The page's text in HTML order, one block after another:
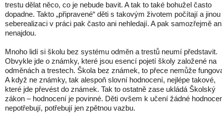
trestu dělat něco, co je nebude bavit. A tak to také bohužel často
dopadne. Takto „připravené“ děti s takovým životem počítají a jinou
seberealizaci v práci pak často ani nehledají. A pak samozřejmě
nenajdou.
Mnoho lidí si školu bez systému odměn a trestů neumí představit.
Obvykle jde o známky, které jsou esencí pojetí školy založené na
odměnách a trestech. Škola bez známek, to přece nemůže
A když ne známky, tak alespoň slovní hodnocení, nejlépe takové,
které jde převést do známek. Tak to ostatně zase ukládá Školský
zákon – hodnocení je povinné. Děti ovšem k učení žádné
nepotřebují, potřebují jen zpětnou vazbu.